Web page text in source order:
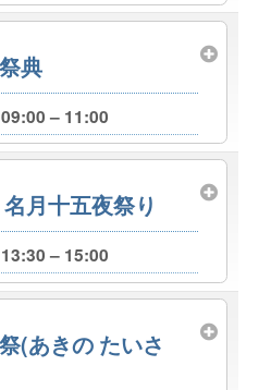
典
– 11:00
月十五夜祭り
– 15:00
(あきの たいさ